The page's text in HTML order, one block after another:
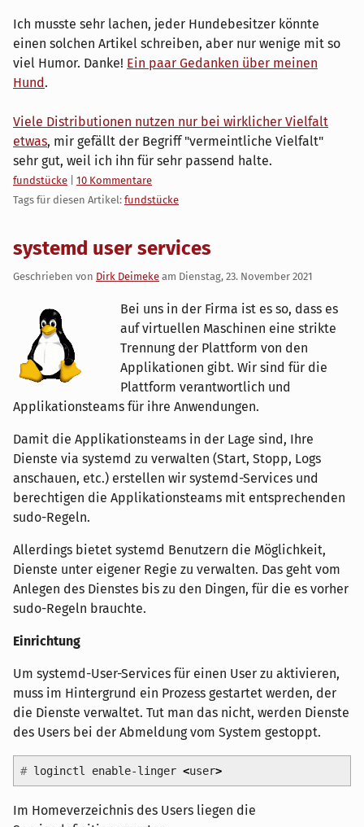
Ich musste sehr lachen, jeder Hundebesitzer könnte
einen solchen Artikel schreiben, aber nur wenige mit so
viel Humor. Danke! Ein paar Gedanken über meinen
Hund .
Viele Distributionen nutzen nur bei wirklicher Vielfalt
etwas, mir gefällt der Begriff "vermeintliche Vielfalt"
sehr gut, weil ich ihn für sehr passend halte.
Kategorien:
fundstücke
10 Kommentare
Tags für diesen Artikel: fundstücke
systemd user services
Geschrieben von Dirk Deimeke am Dienstag, 23. November 2021
Bei uns in der Firma ist es so, dass es
auf virtuellen Maschinen eine strikte
Trennung der Plattform von den
Applikationen gibt. Wir sind für die
Plattform verantwortlich und
Applikationsteams für ihre Anwendungen.
Damit die Applikationsteams in der Lage sind, Ihre
Dienste via systemd zu verwalten (Start, Stopp, Logs
anschauen, etc.) erstellen wir systemd-Services und
berechtigen die Applikationsteams mit entsprechenden
sudo-Regeln.
Allerdings bietet systemd Benutzern die Möglichkeit,
Dienste unter eigener Regie zu verwalten. Das geht vom
Anlegen des Dienstes bis zu den Dingen, für die es vorher
sudo-Regeln brauchte.
Einrichtung
Um systemd-User-Services für einen User zu aktivieren,
muss im Hintergrund ein Prozess gestartet werden, der
die Dienste verwaltet. Tut man das nicht, werden Dienste
des Users bei der Abmeldung vom System gestoppt.
# loginctl enable-linger <user>
Im Homeverzeichnis des Users liegen die